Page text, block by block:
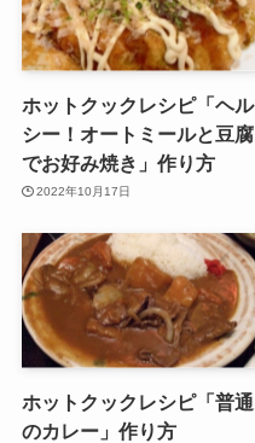
ホットクックレシピ「ヘル
シー！オートミールと豆腐
でお好み焼き」作り方
2022年10月17日
ホットクックレシピ「普通
のカレー」作り方